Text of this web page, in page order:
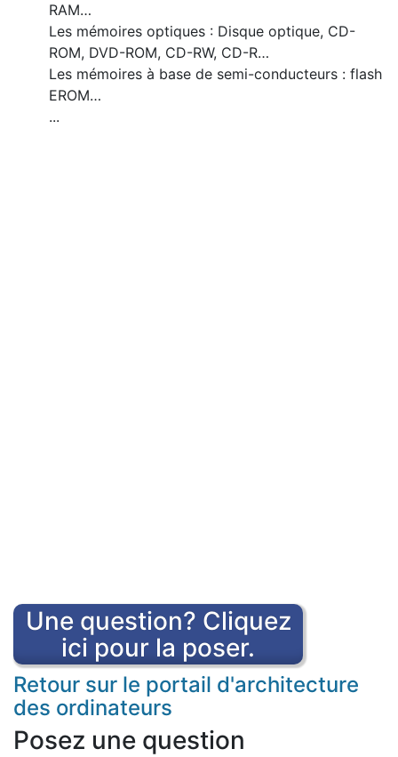
RAM…
Les mémoires optiques : Disque optique, CD-
ROM, DVD-ROM, CD-RW, CD-R…
Les mémoires à base de semi-conducteurs : flash
EROM…
...
Une question? Cliquez
ici pour la poser.
Retour sur le portail d'architecture
des ordinateurs
Posez une question